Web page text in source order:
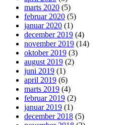
marts 2020 (5)
februar 2020 (5)
januar 2020 (1)
december 2019 (4)
november 2019 (14)
oktober 2019 (3)
august 2019 (2)
juni 2019 (1)
april 2019 (6)
marts 2019 (4)
februar 2019 (2)
januar 2019 (1)
december 2018 (5)